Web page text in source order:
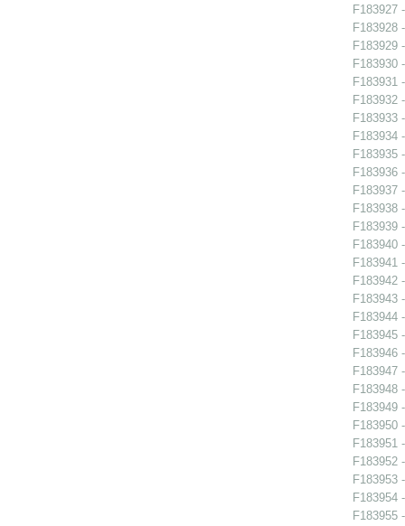
F183927
F183928
F183929
F183930
F183931
F183932
F183933
F183934
F183935
F183936
F183937
F183938
F183939
F183940
F183941
F183942
F183943
F183944
F183945
F183946
F183947
F183948
F183949
F183950
F183951
F183952
F183953
F183954
F183955